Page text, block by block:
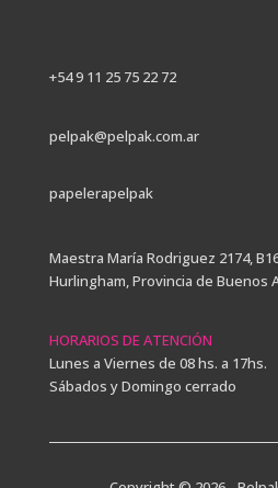
+54 9 11 25 75 22 72
pelpak@pelpak.com.ar
papelerapelpak
Maestra María Rodriguez 2174,
Hurlingham, Provincia de Buenos
HORARIOS DE ATENCIÓN
Lunes a Viernes de 08 hs. a 17hs.
Sábados y Domingo cerrado